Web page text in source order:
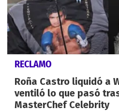
RECLAMO
Roña Castro liquidó a
ventiló lo que pasó
MasterChef Celebrity